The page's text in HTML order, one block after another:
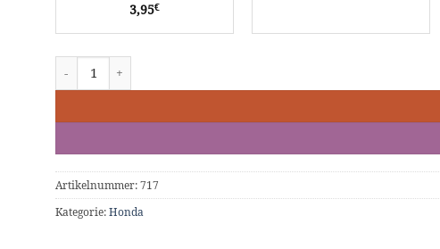
3,95€
Hot Wheels Honda Civic Type R Menge
Artikelnummer: 717
Kategorie: Honda